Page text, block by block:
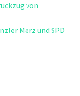
von
Merz und SPD